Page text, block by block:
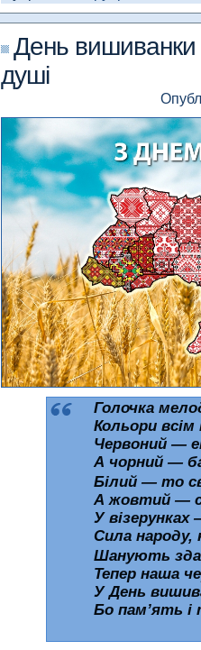
День вишиванки
душі
Голочка
Кольори
Червоний —
А чорний —
Білий — то
А жовтий —
У візерунках
Сила народу,
Шанують
Тепер наша
У День
Бо пам’ять і